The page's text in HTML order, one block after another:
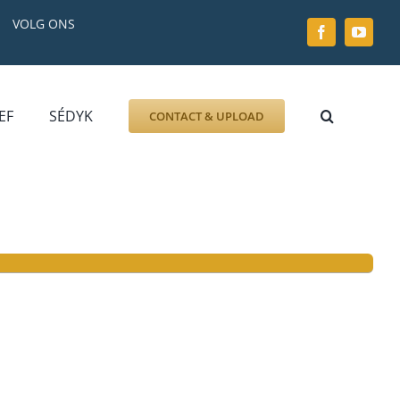
VOLG ONS
GRAFZERK
ALLLES
SÉDYK CONTACT & UPLOAD